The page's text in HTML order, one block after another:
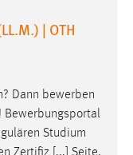
| OTH
Dann bewerben
Bewerbungsportal
Studium
Zertifiz [...] Seite.